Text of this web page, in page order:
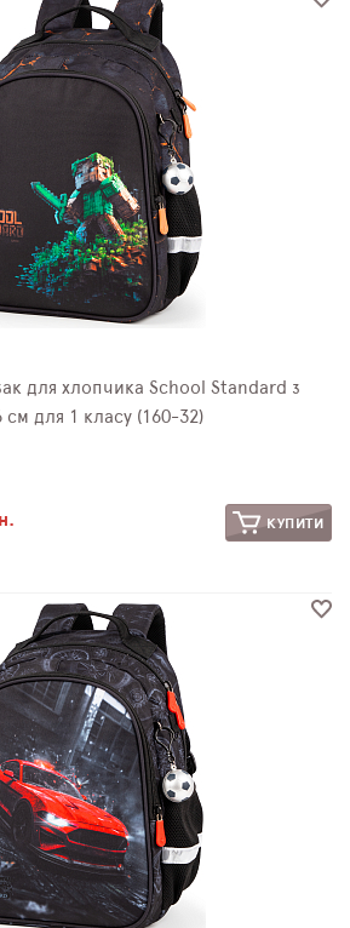
для хлопчика School Standard з
для 1 класу (160-32)
КУПИТИ